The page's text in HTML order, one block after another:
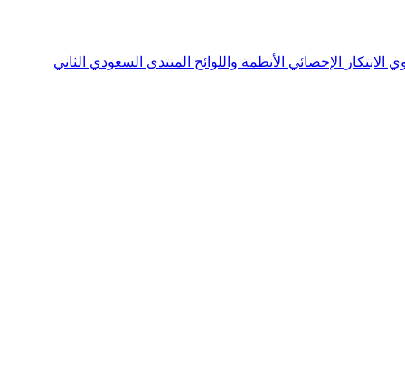
الابتكار الإحصائي الأنظمة واللوائح المنتدى السعودي الثاني